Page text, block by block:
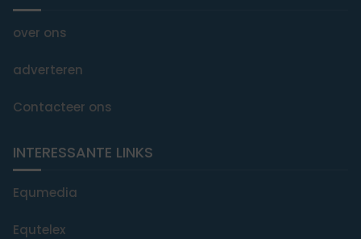
over ons
adverteren
Contacteer ons
INTERESSANTE LINKS
Equmedia
Equtelex